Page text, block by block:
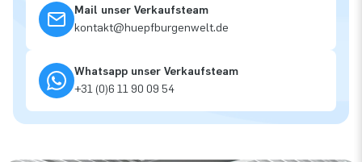
Mail unser Verkaufsteam
kontakt@huepfburgenwelt.de
Whatsapp unser Verkaufsteam
+31 (0)6 11 90 09 54